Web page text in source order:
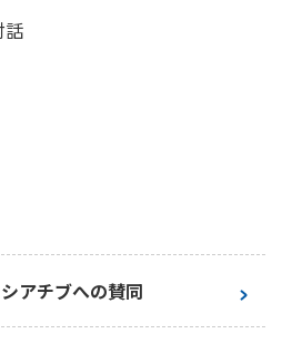
ネジメント
への教育
リンシプルに関する取り組
話
アチブへの賛同